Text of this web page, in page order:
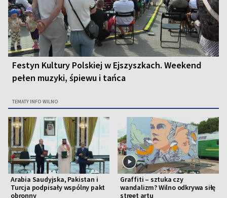
Festyn Kultury Polskiej w Ejszyszkach. Weekend
pełen muzyki, śpiewu i tańca
TEMATY INFO WILNO
Arabia Saudyjska, Pakistan i
Turcja podpisały wspólny pakt
obronny
Graffiti – sztuka czy
wandalizm? Wilno odkrywa siłę
street artu